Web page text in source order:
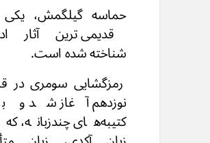
حماسه گیلگمش، یکی
قدیمی ترین آثار
شناخته شده است.
رمزگشایی سومری در
نوزدهم آغاز شد و
کتیبه‌های چندزبانه،